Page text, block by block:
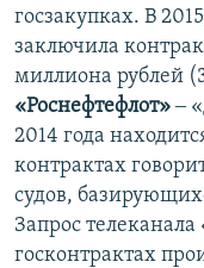
госзакупках. В
заключила
миллиона рублей
«Роснефтефлот»‒
2014 года
контрактах
судов,
Запрос
госконтрактах